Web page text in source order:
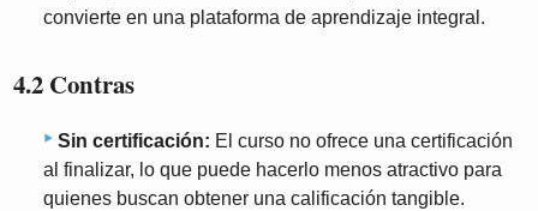
convierte en una plataforma de aprendizaje integral.
4.2 Contras
Sin certificación: El curso no ofrece una certificación
al finalizar, lo que puede hacerlo menos atractivo para
quienes buscan obtener una calificación tangible.